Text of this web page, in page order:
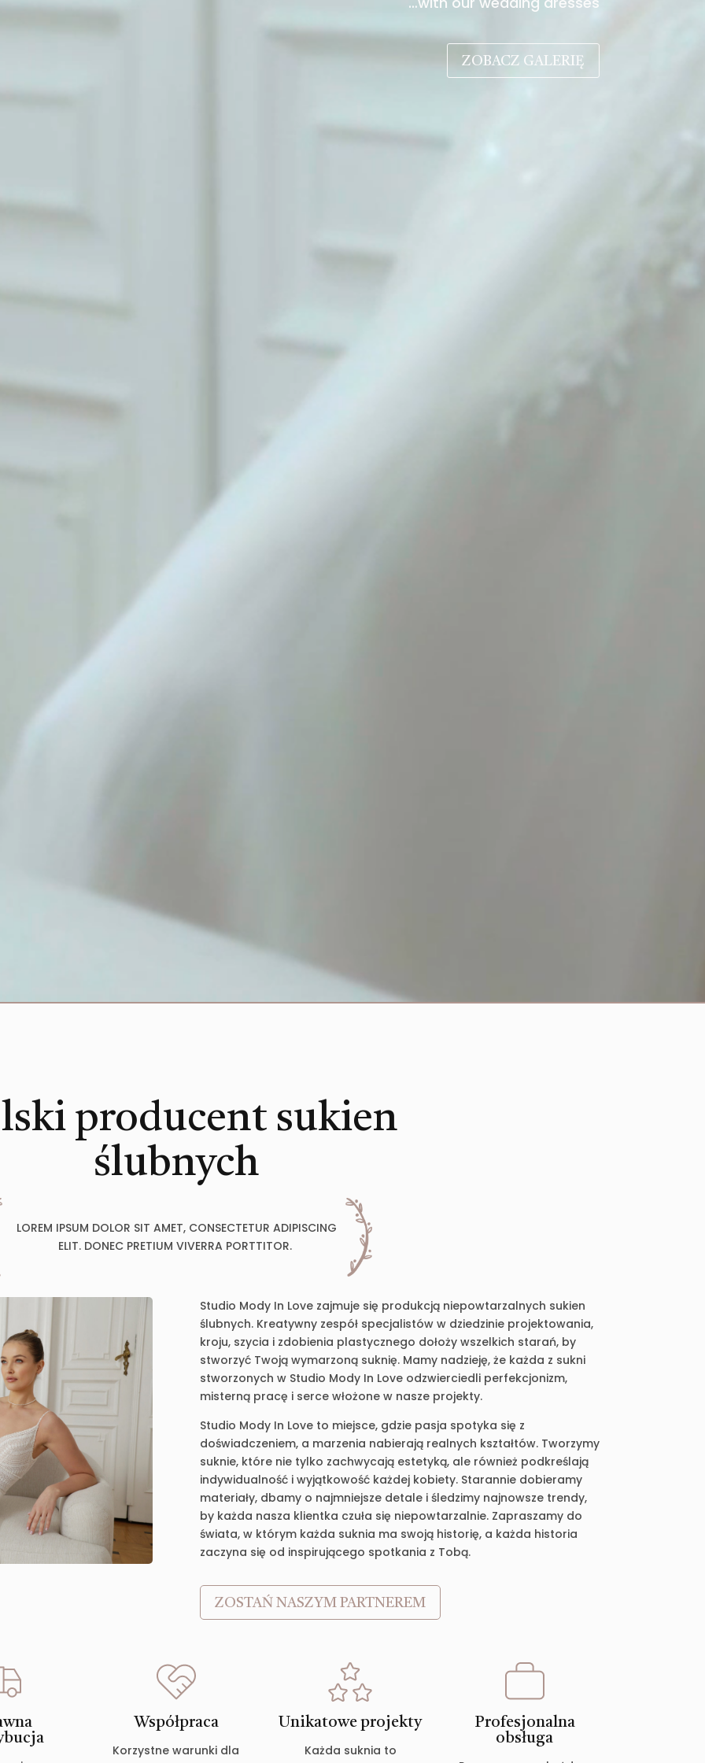
ZOBACZ GALERIĘ
producent sukien
ślubnych
LOREM IPSUM DOLOR SIT AMET, CONSECTETUR ADIPISCING
ELIT. DONEC PRETIUM VIVERRA PORTTITOR.
Studio Mody In Love zajmuje się produkcją niepowtarzalnych sukien
ślubnych. Kreatywny zespół specjalistów w dziedzinie projektowania,
kroju, szycia i zdobienia plastycznego dołoży wszelkich starań, by
stworzyć Twoją wymarzoną suknię. Mamy nadzieję, że każda z sukni
stworzonych w Studio Mody In Love odzwierciedli perfekcjonizm,
misterną pracę i serce włożone w nasze projekty.
Studio Mody In Love to miejsce, gdzie pasja spotyka się z
doświadczeniem, a marzenia nabierają realnych kształtów. Tworzymy
suknie, które nie tylko zachwycają estetyką, ale również podkreślają
indywidualność i wyjątkowość każdej kobiety. Starannie dobieramy
materiały, dbamy o najmniejsze detale i śledzimy najnowsze trendy,
by każda nasza klientka czuła się niepowtarzalnie. Zapraszamy do
świata, w którym każda suknia ma swoją historię, a każda historia
zaczyna się od inspirującego spotkania z Tobą.
ZOSTAŃ NASZYM PARTNEREM
Współpraca
Korzystne warunki dla
Unikatowe projekty
Każda suknia to
Profesjonalna
obsługa